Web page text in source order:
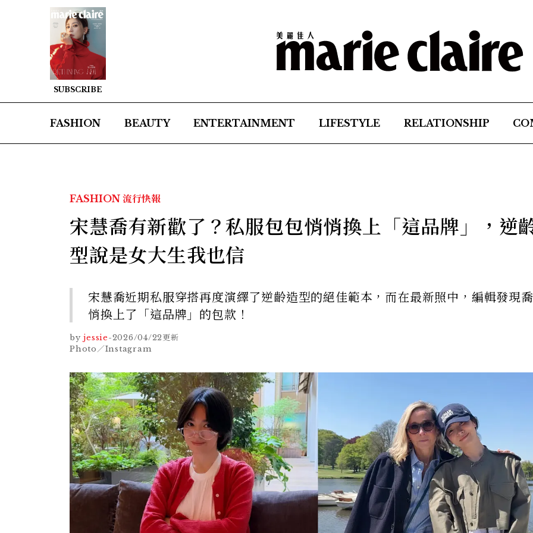
SUBSCRIBE
FASHION BEAUTY ENTERTAINMENT LIFESTYLE RELATIONSHIP
FASHION 流行快報
宋慧喬有新歡了？私服包包悄悄換上「這品牌」，逆
型說是女大生我也信
宋慧喬近期私服穿搭再度演繹了逆齡造型的絕佳範本，而在最新照中，編輯發現
悄換上了「這品牌」的包款！
by jessie-2026/04/22更新
Photo／Instagram